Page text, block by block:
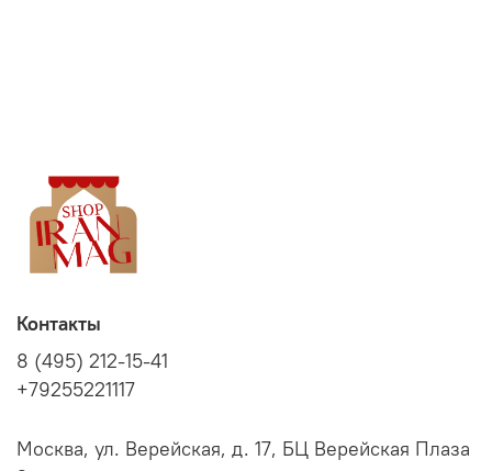
Контакты
8 (495) 212-15-41
+79255221117
Москва, ул. Верейская, д. 17, БЦ Верейская Плаза